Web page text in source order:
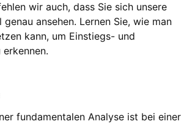
wir auch, dass Sie sich unsere
genau ansehen. Lernen Sie, wie man
kann, um Einstiegs- und
fundamentalen Analyse ist bei einer